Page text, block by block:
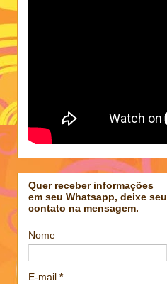
Quer receber informações
em seu Whatsapp, deixe seu
contato na mensagem.
Nome
E-mail *